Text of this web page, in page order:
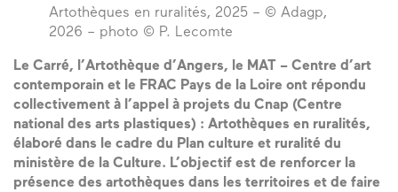
Artothèques en ruralités, 2025 – © Adagp,
2026 – photo © P. Lecomte
Le Carré, l’Artothèque d’Angers, le MAT – Centre d’art
contemporain et le FRAC Pays de la Loire ont répondu
collectivement à l’appel à projets du Cnap (Centre
national des arts plastiques) : Artothèques en ruralités,
élaboré dans le cadre du Plan culture et ruralité du
ministère de la Culture. L’objectif est de renforcer la
présence des artothèques dans les territoires et de faire